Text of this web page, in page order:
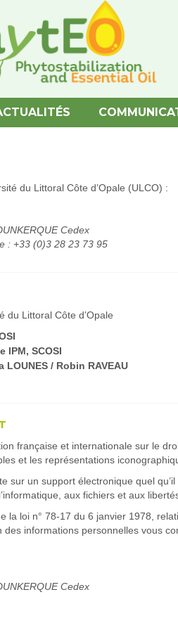
du Littoral Côte d’Opale (ULCO) :
Cedex
: +33 (0)3 28 23 73 95
du Littoral Côte d’Opale
IPM, SCOSI
LOUNES / Robin RAVEAU
française et internationale sur le
et les représentations
sur un support électronique quel
aux fichiers et aux
la loi n° 78-17 du 6 janvier 1978,
des informations personnelles vous
Cedex